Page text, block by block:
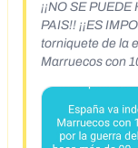
¡¡NO SE
PAIS!! ¡¡ES
torniquete de la
Marruecos con
empeñado en
gubernamental
indemnizar